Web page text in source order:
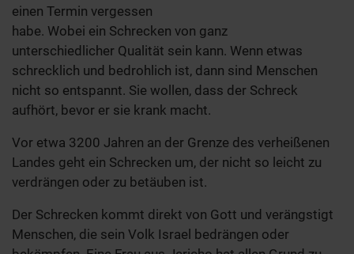
einen Termin vergessen
habe. Wobei ein Schrecken von ganz
unterschiedlicher Qualität sein kann. Wenn etwas
schrecklich und bedrohlich ist, dann sind Menschen
nicht so entspannt. Sie wollen, dass der Schreck
aufhört, bevor er sie krank macht.
Vor etwa 3200 Jahren an der Grenze des verheißenen
Landes geht ein Schrecken um, der nicht so leicht zu
verdrängen oder zu betäuben ist.
Der Schrecken kommt direkt von Gott und verängstigt
Menschen, die sein Volk Israel bedrängen oder